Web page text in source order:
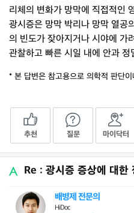
리체의 변화가 망막에 직접적인
광시증은 망막 박리나 망막 열공
의 빈도가 잦아지거나 시야에 가
관찰하고 빠른 시일 내에 안과
* 본 답변은 참고용으로 의학적 판단
추천 질문 마이닥터
Re : 광시증 증상에 대한
배병제 전문의
HiDoc